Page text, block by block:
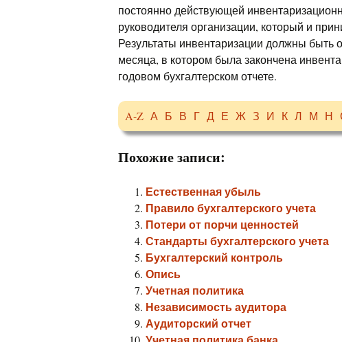
постоянно действующей
руководителя организации, который и
Результаты инвентаризации должны быть
месяца, в котором была закончена
годовом бухгалтерском отчете.
A-Z А Б В Г Д Е Ж З И К Л М Н
Похожие записи:
Естественная убыль
Правило бухгалтерского учета
Потери от порчи ценностей
Стандарты бухгалтерского учета
Бухгалтерский контроль
Опись
Учетная политика
Независимость аудитора
Аудиторский отчет